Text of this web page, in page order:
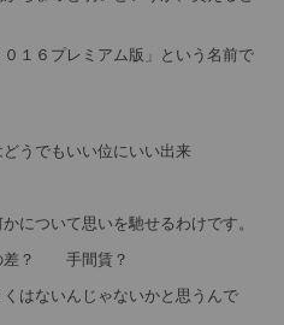
１６プレミアム版」という名前で
うでもいい位にいい出来
について思いを馳せるわけです。
差？ 手間賃？
はないんじゃないかと思うんで